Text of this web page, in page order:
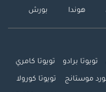
هوندا بورش
تويوتا برادو تويوتا كامري
موستانج تويوتا كورولا